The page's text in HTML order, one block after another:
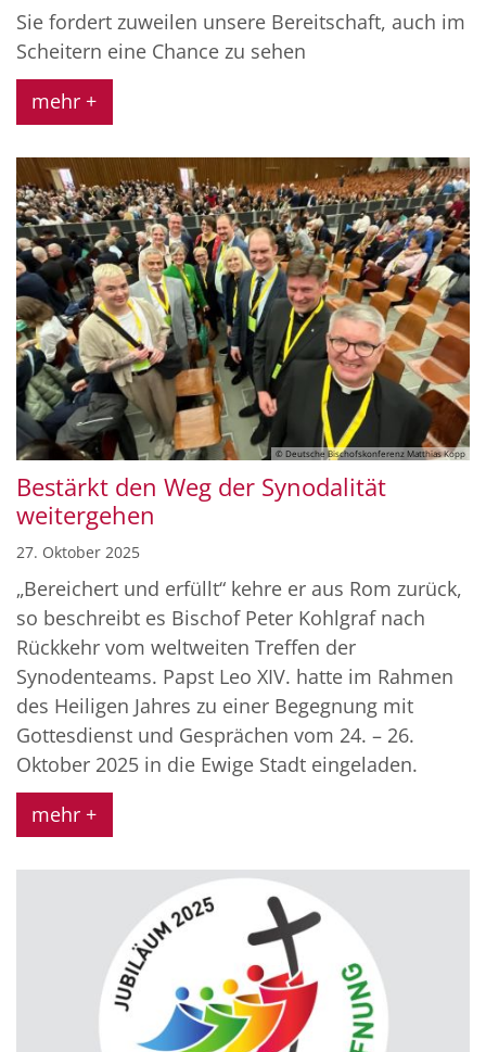
Sie fordert zuweilen unsere Bereitschaft, auch im
Scheitern eine Chance zu sehen
mehr +
© Deutsche Bischofskonferenz Matthias Kopp
Bestärkt den Weg der Synodalität
weitergehen
27. Oktober 2025
„Bereichert und erfüllt“ kehre er aus Rom zurück,
so beschreibt es Bischof Peter Kohlgraf nach
Rückkehr vom weltweiten Treffen der
Synodenteams. Papst Leo XIV. hatte im Rahmen
des Heiligen Jahres zu einer Begegnung mit
Gottesdienst und Gesprächen vom 24. – 26.
Oktober 2025 in die Ewige Stadt eingeladen.
mehr +